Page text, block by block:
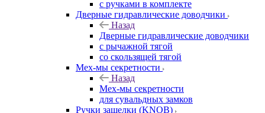
с ручками в комплекте
Дверные гидравлические доводчики
Назад
Дверные гидравлические доводчики
с рычажной тягой
со скользящей тягой
Мех-мы секретности
Назад
Мех-мы секретности
для сувальдных замков
Ручки защелки (KNOB)